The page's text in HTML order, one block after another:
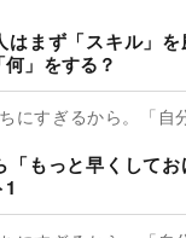
はまず「スキル」
」をする？
にすぎるから。「自
「もっと早くして